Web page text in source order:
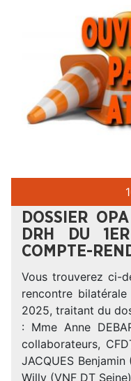
DOSSIER
DRH DU
COMPTE-
Vous trouverez ci-
rencontre
2025, traitant du
: Mme Anne
collaborateurs,
JACQUES
Willy (VNF DT